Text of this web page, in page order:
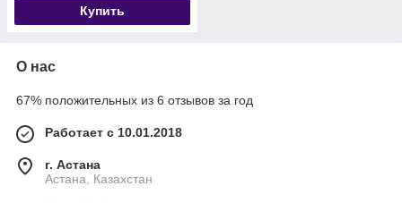
Купить
О нас
67% положительных из 6 отзывов за год
Работает с 10.01.2018
г. Астана
Астана, Казахстан